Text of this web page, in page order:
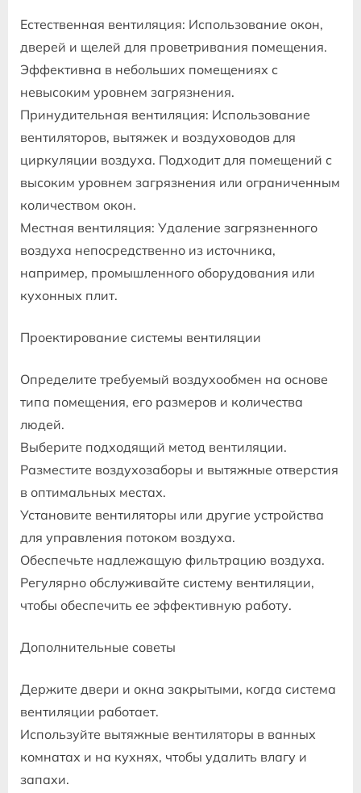
Естественная вентиляция: Использование окон,
дверей и щелей для проветривания помещения.
Эффективна в небольших помещениях с
невысоким уровнем загрязнения.
Принудительная вентиляция: Использование
вентиляторов, вытяжек и воздуховодов для
циркуляции воздуха. Подходит для помещений с
высоким уровнем загрязнения или ограниченным
количеством окон.
Местная вентиляция: Удаление загрязненного
воздуха непосредственно из источника,
например, промышленного оборудования или
кухонных плит.
Проектирование системы вентиляции
Определите требуемый воздухообмен на основе
типа помещения, его размеров и количества
людей.
Выберите подходящий метод вентиляции.
Разместите воздухозаборы и вытяжные отверстия
в оптимальных местах.
Установите вентиляторы или другие устройства
для управления потоком воздуха.
Обеспечьте надлежащую фильтрацию воздуха.
Регулярно обслуживайте систему вентиляции,
чтобы обеспечить ее эффективную работу.
Дополнительные советы
Держите двери и окна закрытыми, когда система
вентиляции работает.
Используйте вытяжные вентиляторы в ванных
комнатах и на кухнях, чтобы удалить влагу и
запахи.